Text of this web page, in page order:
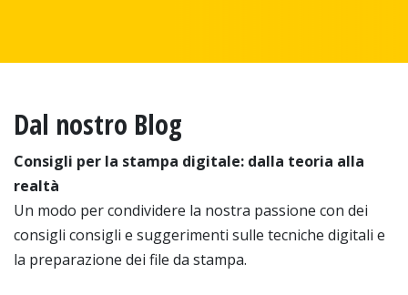
Dal nostro Blog
Consigli per la stampa digitale: dalla teoria alla
realtà
Un modo per condividere la nostra passione con dei
consigli consigli e suggerimenti sulle tecniche digitali e
la preparazione dei file da stampa.